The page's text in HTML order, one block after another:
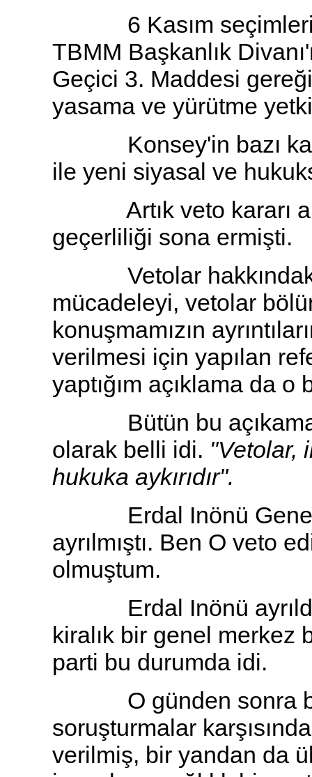
6 Kasım seçimleri
TBMM Başkanlık
Geçici 3. Maddesi
yasama ve yürütme
Konsey'in bazı
ile yeni siyasal ve
Artık veto kararı
geçerliliği sona ermişti.
Vetolar hakkındaki
mücadeleyi, vetolar
konuşmamızın
verilmesi için yapılan
yaptığım açıklama da o
Bütün bu
olarak belli idi. "Vetolar,
hukuka aykırıdır".
Erdal Inönü Genel
ayrılmıştı. Ben O veto
olmuştum.
Erdal Inönü
kiralık bir genel merkez
parti bu durumda idi.
O günden sonra bir
soruşturmalar
verilmiş, bir yandan da